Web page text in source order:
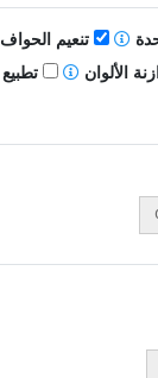
تنعيم الحواف
الألوان
تطبيع